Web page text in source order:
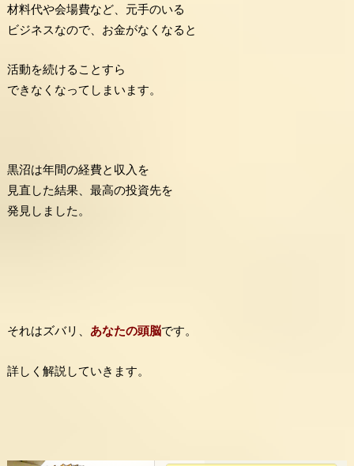
材料代や会場費など、元手のいる
ビジネスなので、お金がなくなると
活動を続けることすら
できなくなってしまいます。
黒沼は年間の経費と収入を
見直した結果、最高の投資先を
発見しました。
それはズバリ、 あなたの頭脳です。
詳しく解説していきます。